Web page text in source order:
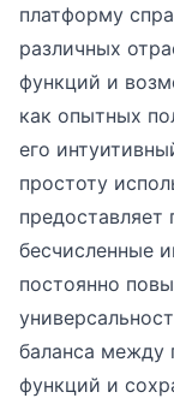
платформу
различных
функций и
как опытных
его
простоту
бесчисленные
постоянно
баланса между
функций и